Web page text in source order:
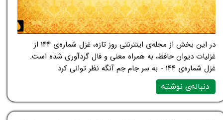
در این بخش از مجله‌ی اینترنتی روز تازه، غزل شماره‌ی ۱۴۴ از
غزلیات دیوان حافظ، به همراه معنی و فال گردآوری شده است.
غزل شماره‌ی ۱۴۴ - به سر جام جم آنگه نظر توانی کرد
دنباله‌ی نوشته